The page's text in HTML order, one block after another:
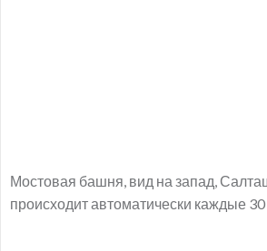
Мостовая башня, вид на запад,
происходит автоматически каждые 30